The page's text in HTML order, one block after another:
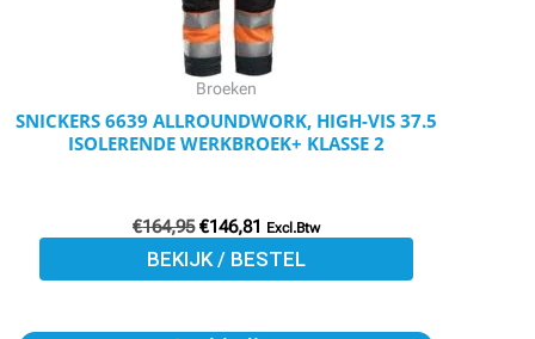
Broeken
SNICKERS 6639 ALLROUNDWORK, HIGH-VIS 37.5
ISOLERENDE WERKBROEK+ KLASSE 2
€164,95 €146,81 Excl.Btw
BEKIJK / BESTEL
kan
gekozen
worden
op
de
Oorspronkelijke
Huidige